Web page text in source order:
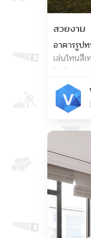
สวยงาม
อาคารรูป
เล่นโทนสี
ไป โดดเด่
ล้อมด้วย
ดูน่ามอง